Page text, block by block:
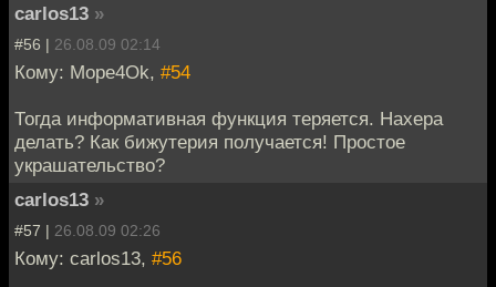
carlos13 »
#56 | 26.08.09 02:14
Кому: Mope4Ok, #54
Тогда информативная функция теряется. Нахера
делать? Как бижутерия получается! Простое
украшательство?
carlos13 »
#57 | 26.08.09 02:26
Кому: carlos13, #56